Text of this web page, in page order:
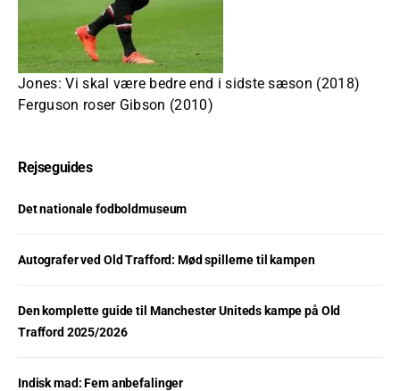
Jones: Vi skal være bedre end i sidste sæson (2018)
Ferguson roser Gibson (2010)
Rejseguides
Det nationale fodboldmuseum
Autografer ved Old Trafford: Mød spillerne til kampen
Den komplette guide til Manchester Uniteds kampe på Old
Trafford 2025/2026
Indisk mad: Fem anbefalinger